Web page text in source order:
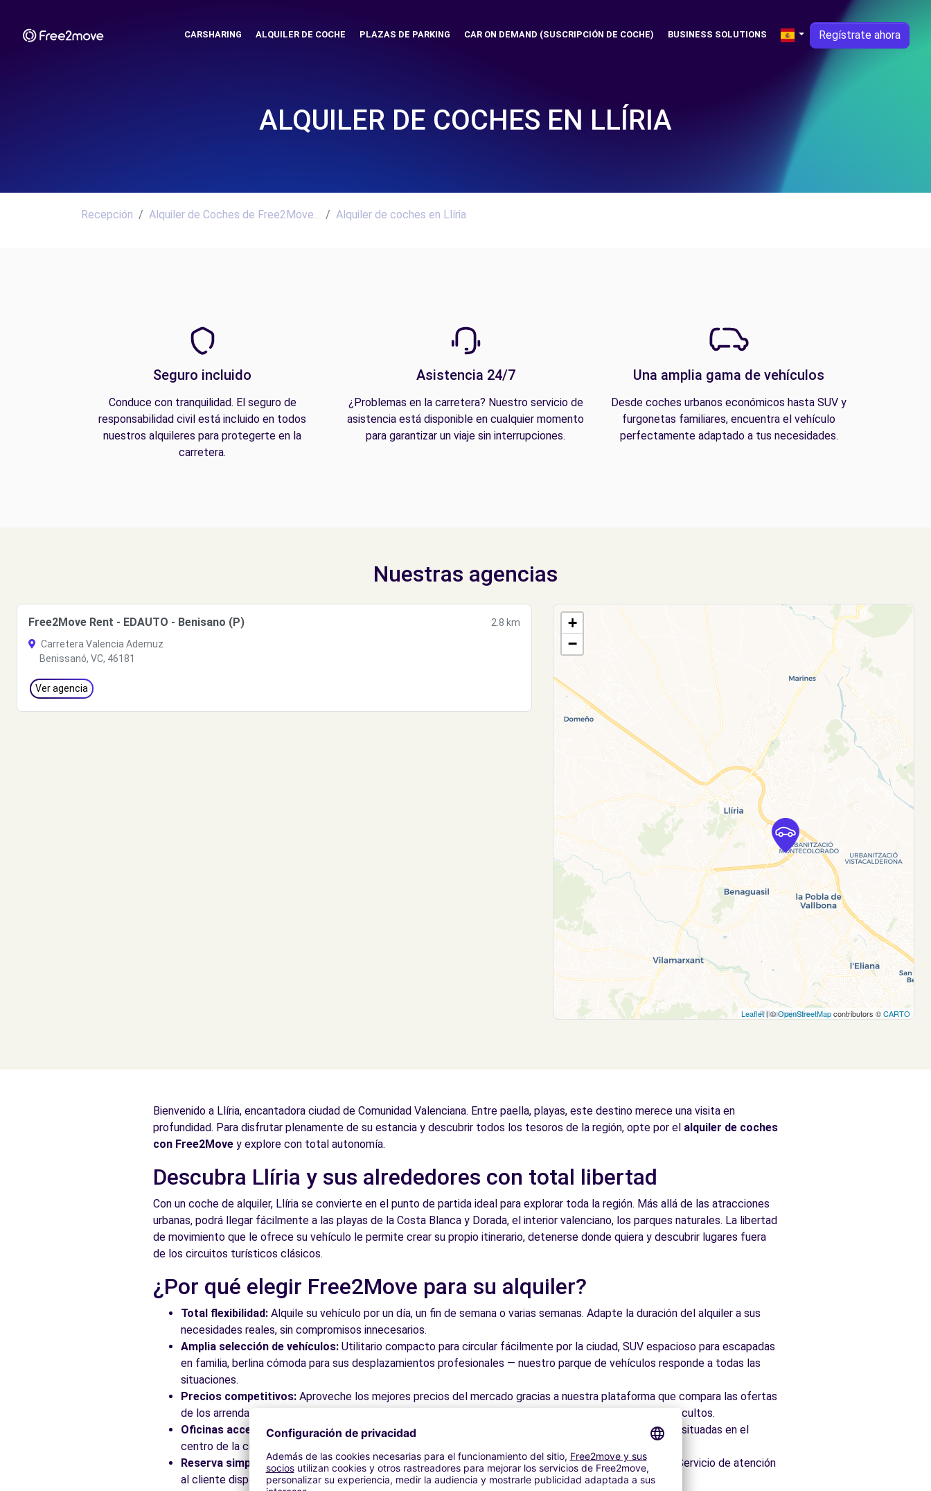
CARSHARING ALQUILER DE COCHE PLAZAS DE PARKING CAR ON DEMAND (SUSCRIPCIÓN DE COCHE) BUSINESS SOLUTIONS Regístrate ahora
ALQUILER DE COCHES EN LLÍRIA
Recepción Alquiler de Coches de Free2Move... Alquiler de coches en Llíria
Seguro incluido
Conduce con tranquilidad. El seguro de
responsabilidad civil está incluido en todos
nuestros alquileres para protegerte en la
carretera.
Asistencia 24/7
¿Problemas en la carretera? Nuestro servicio de
asistencia está disponible en cualquier momento
para garantizar un viaje sin interrupciones.
Una amplia gama de vehículos
Desde coches urbanos económicos hasta SUV y
furgonetas familiares, encuentra el vehículo
perfectamente adaptado a tus necesidades.
Nuestras agencias
Free2Move Rent - EDAUTO - Benisano (P)
2.8 km
Carretera Valencia Ademuz
Benissanó, VC, 46181
Ver agencia
+
−
Leaflet| ©OpenStreetMapcontributors ©CARTO
Bienvenido a Llíria, encantadora ciudad de Comunidad Valenciana. Entre paella, playas, este destino merece una visita en
profundidad. Para disfrutar plenamente de su estancia y descubrir todos los tesoros de la región, opte por el alquiler de coches
con Free2Move y explore con total autonomía.
Descubra Llíria y sus alrededores con total libertad
Con un coche de alquiler, Llíria se convierte en el punto de partida ideal para explorar toda la región. Más allá de las atracciones
urbanas, podrá llegar fácilmente a las playas de la Costa Blanca y Dorada, el interior valenciano, los parques naturales. La libertad
de movimiento que le ofrece su vehículo le permite crear su propio itinerario, detenerse donde quiera y descubrir lugares fuera
de los circuitos turísticos clásicos.
¿Por qué elegir Free2Move para su alquiler?
Total flexibilidad: Alquile su vehículo por un día, un fin de semana o varias semanas. Adapte la duración del alquiler a sus
necesidades reales, sin compromisos innecesarios.
Amplia selección de vehículos: Utilitario compacto para circular fácilmente por la ciudad, SUV espacioso para escapadas
en familia, berlina cómoda para sus desplazamientos profesionales — nuestro parque de vehículos responde a todas las
situaciones.
Precios competitivos: Aproveche los mejores precios del mercado gracias a nuestra plataforma que compara las ofertas
de los arrendadores asociados. Reserve en línea en pocos clics con precios transparentes, sin cargos ocultos.
Oficinas accesibles:Recoja su vehículo en una de nuestras numerosas oficinas asociadas, idealmente situadas en el
centro de la ciudad, en estaciones o cerca de los aeropuertos.
Reserva simplificada:Nuestra plataforma intuitiva le permite reservar su vehículo en pocos minutos. Servicio de atención
al cliente disponible para responder a todas sus preguntas.